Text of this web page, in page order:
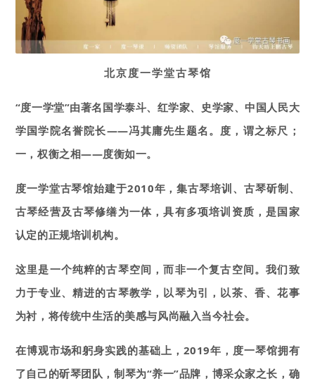
北京度一学堂古琴馆
“度一学堂”由著名国学泰斗、红学家、史学家、中国人民大
学国学院名誉院长——冯其庸先生题名。度，谓之标尺；
一，权衡之相——度衡如一。
度一学堂古琴馆始建于2010年，集古琴培训、古琴斫制、
古琴经营及古琴修缮为一体，具有多项培训资质，是国家
认定的正规培训机构。
这里是一个纯粹的古琴空间，而非一个复古空间。我们致
力于专业、精进的古琴教学，以琴为引，以茶、香、花事
为衬，将传统中生活的美感与风尚融入当今社会。
在博观市场和躬身实践的基础上，2019年，度一琴馆拥有
了自己的斫琴团队，制琴为“养一”品牌，博采众家之长，确